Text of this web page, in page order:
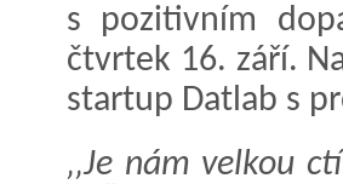
s pozitivním
čtvrtek 16. září.
startup Datlab s
‚‚Je nám velkou